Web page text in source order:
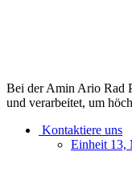
Bei der Amin Ario Rad
und verarbeitet, um
Kontaktiere uns
Einheit 13,